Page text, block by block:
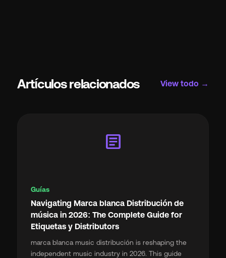
Artículos relacionados View todo →
article
Guías
Navigating Marca blanca Distribución de
música in 2026: The Complete Guide for
Etiquetas y Distributors
marca blanca music distribución is reshaping the
independent music industry in 2026. This guide